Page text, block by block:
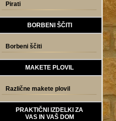
Pirati
BORBENI ŠČITI
Borbeni ščiti
MAKETE PLOVIL
Različne makete plovil
PRAKTIČNI IZDELKI ZA
VAS IN VAŠ DOM